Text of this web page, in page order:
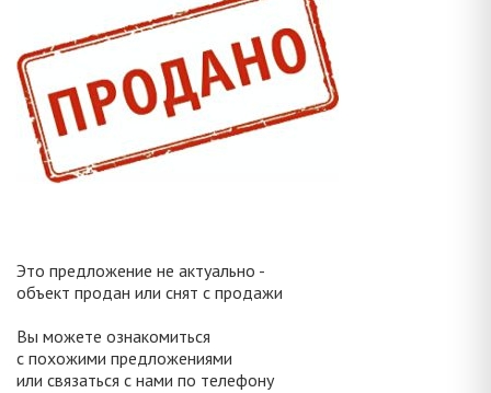
Это предложение не актуально -
объект продан или снят с продажи
Вы можете ознакомиться
с похожими предложениями
или связаться с нами по телефону